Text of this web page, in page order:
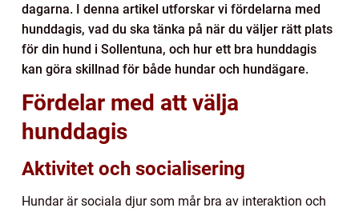
dagarna. I denna artikel utforskar vi fördelarna med
hunddagis, vad du ska tänka på när du väljer rätt plats
för din hund i Sollentuna, och hur ett bra hunddagis
kan göra skillnad för både hundar och hundägare.
Fördelar med att välja
hunddagis
Aktivitet och socialisering
Hundar är sociala djur som mår bra av interaktion och